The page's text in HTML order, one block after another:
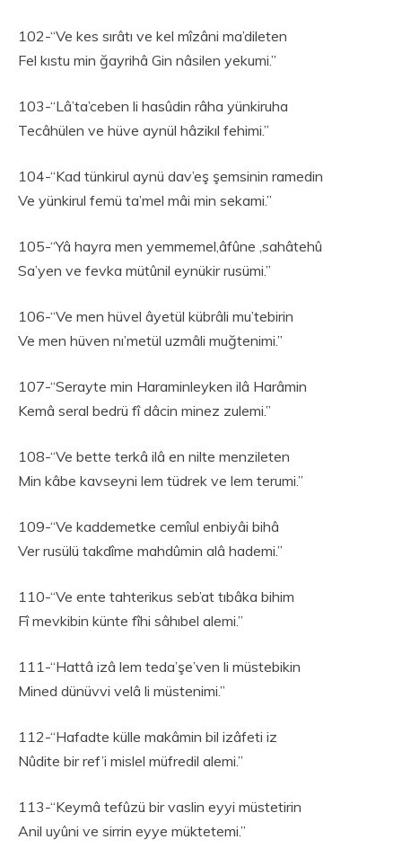
102-“Ve kes sırâtı ve kel mîzâni ma’dileten
Fel kıstu min ğayrihâ Gin nâsilen yekumi.”
103-“Lâ’ta’ceben li hasûdin râha yünkiruha
Tecâhülen ve hüve aynül hâzikıl fehimi.”
104-“Kad tünkirul aynü dav’eş şemsinin ramedin
Ve yünkirul femü ta’mel mâi min sekami.”
105-“Yâ hayra men yemmemel,âfûne ,sahâtehû
Sa’yen ve fevka mütûnil eynükir rusümi.”
106-“Ve men hüvel âyetül kübrâli mu’tebirin
Ve men hüven nı’metül uzmâli muğtenimi.”
107-“Serayte min Haraminleyken ilâ Harâmin
Kemâ seral bedrü fî dâcin minez zulemi.”
108-“Ve bette terkâ ilâ en nilte menzileten
Min kâbe kavseyni lem tüdrek ve lem terumi.”
109-“Ve kaddemetke cemîul enbiyâi bihâ
Ver rusülü takdîme mahdûmin alâ hademi.”
110-“Ve ente tahterikus seb’at tıbâka bihim
Fî mevkibin künte fîhi sâhıbel alemi.”
111-“Hattâ izâ lem teda’şe’ven li müstebikin
Mined dünüvvi velâ li müstenimi.”
112-“Hafadte külle makâmin bil izâfeti iz
Nûdite bir ref’i mislel müfredil alemi.”
113-“Keymâ tefûzü bir vaslin eyyi müstetirin
Anil uyûni ve sirrin eyye müktetemi.”